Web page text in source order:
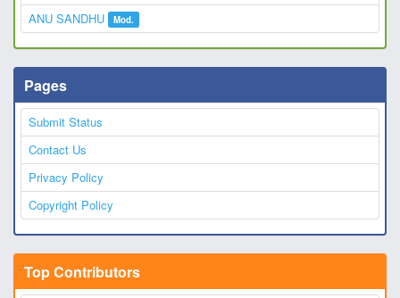
ANU SANDHU Mod.
Pages
Submit Status
Contact Us
Privacy Policy
Copyright Policy
Top Contributors